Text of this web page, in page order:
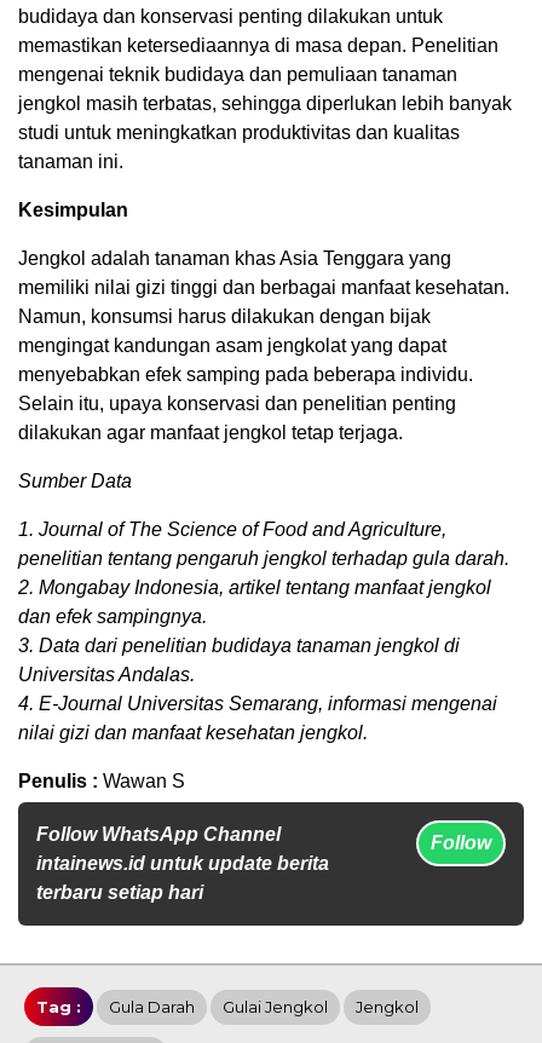
budidaya dan konservasi penting dilakukan untuk
memastikan ketersediaannya di masa depan. Penelitian
mengenai teknik budidaya dan pemuliaan tanaman
jengkol masih terbatas, sehingga diperlukan lebih banyak
studi untuk meningkatkan produktivitas dan kualitas
tanaman ini.
Kesimpulan
Jengkol adalah tanaman khas Asia Tenggara yang
memiliki nilai gizi tinggi dan berbagai manfaat kesehatan.
Namun, konsumsi harus dilakukan dengan bijak
mengingat kandungan asam jengkolat yang dapat
menyebabkan efek samping pada beberapa individu.
Selain itu, upaya konservasi dan penelitian penting
dilakukan agar manfaat jengkol tetap terjaga.
Sumber Data
1. Journal of The Science of Food and Agriculture,
penelitian tentang pengaruh jengkol terhadap gula darah.
2. Mongabay Indonesia, artikel tentang manfaat jengkol
dan efek sampingnya.
3. Data dari penelitian budidaya tanaman jengkol di
Universitas Andalas.
4. E-Journal Universitas Semarang, informasi mengenai
nilai gizi dan manfaat kesehatan jengkol.
Penulis : Wawan S
Follow WhatsApp Channel
intainews.id untuk update berita
terbaru setiap hari
Follow
Tag : Gula Darah Gulai Jengkol Jengkol